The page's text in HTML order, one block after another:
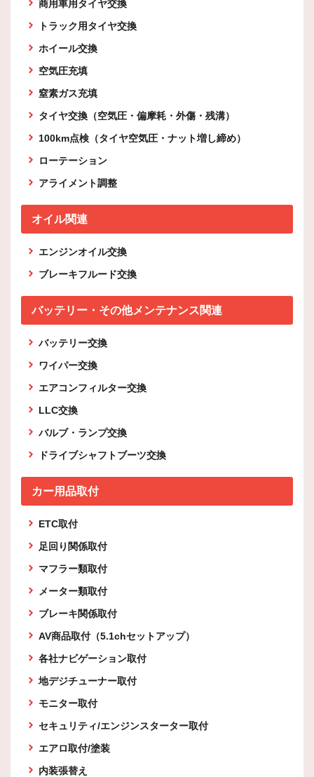
商用車用タイヤ交換
トラック用タイヤ交換
ホイール交換
空気圧充填
窒素ガス充填
タイヤ交換（空気圧・偏摩耗・外傷・残溝）
100km点検（タイヤ空気圧・ナット増し締め）
ローテーション
アライメント調整
オイル関連
エンジンオイル交換
ブレーキフルード交換
バッテリー・その他メンテナンス関連
バッテリー交換
ワイパー交換
エアコンフィルター交換
LLC交換
バルブ・ランプ交換
ドライブシャフトブーツ交換
カー用品取付
ETC取付
足回り関係取付
マフラー類取付
メーター類取付
ブレーキ関係取付
AV商品取付（5.1chセットアップ）
各社ナビゲーション取付
地デジチューナー取付
モニター取付
セキュリティ/エンジンスターター取付
エアロ取付/塗装
内装張替え